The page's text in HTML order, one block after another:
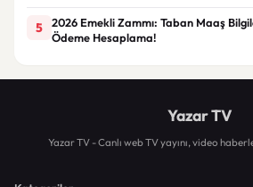
5
2026 Emekli Zammı: Taban Maaş
Ödeme Hesaplama!
Yazar TV
Yazar TV - Canlı web TV yayını, video